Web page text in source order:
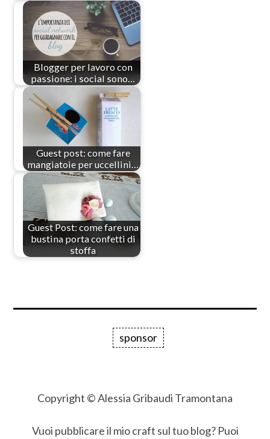
Blogger per lavoro con
passione: i social sono…
Guest post: come fare
mangiatoie per uccellini…
Guest Post: come fare una
bustina porta confetti di
stoffa
sponsor
Copyright © Alessia Gribaudi Tramontana
Vuoi pubblicare il mio craft sul tuo blog? Puoi